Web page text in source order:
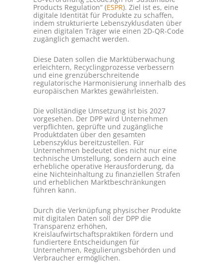
Products Regulation“ (ESPR). Ziel ist es, eine
digitale Identität für Produkte zu schaffen,
indem strukturierte Lebenszyklusdaten über
einen digitalen Träger wie einen 2D-QR-Code
zugänglich gemacht werden.
Diese Daten sollen die Marktüberwachung
erleichtern, Recyclingprozesse verbessern
und eine grenzüberschreitende
regulatorische Harmonisierung innerhalb des
europäischen Marktes gewährleisten.
Die vollständige Umsetzung ist bis 2027
vorgesehen. Der DPP wird Unternehmen
verpflichten, geprüfte und zugängliche
Produktdaten über den gesamten
Lebenszyklus bereitzustellen. Für
Unternehmen bedeutet dies nicht nur eine
technische Umstellung, sondern auch eine
erhebliche operative Herausforderung, da
eine Nichteinhaltung zu finanziellen Strafen
und erheblichen Marktbeschränkungen
führen kann.
Durch die Verknüpfung physischer Produkte
mit digitalen Daten soll der DPP die
Transparenz erhöhen,
Kreislaufwirtschaftspraktiken fördern und
fundiertere Entscheidungen für
Unternehmen, Regulierungsbehörden und
Verbraucher ermöglichen.